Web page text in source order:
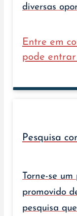
diversas
Entre em
pode
Pesquisa
Torne-se
promovido
pesquisa